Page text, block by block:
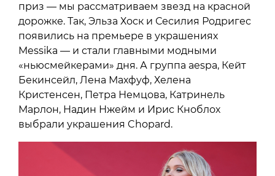
приз — мы рассматриваем звезд на красной
дорожке. Так, Эльза Хоск и Сесилия Родригес
появились на премьере в украшениях
Messika — и стали главными модными
«ньюсмейкерами» дня. А группа aespa, Кейт
Бекинсейл, Лена Махфуф, Хелена
Кристенсен, Петра Немцова, Катринель
Марлон, Надин Нжейм и Ирис Кноблох
выбрали украшения Chopard.